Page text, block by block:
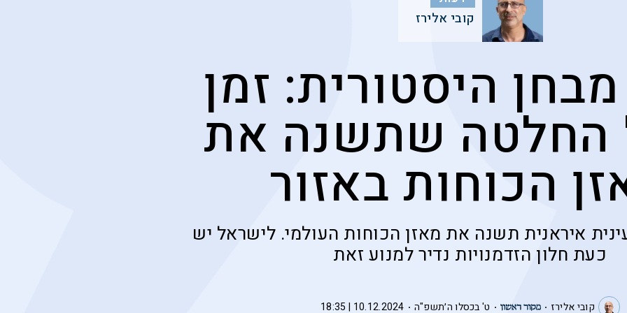
קובי אלירז
היסטורית: זמן
החלטה שתשנה את
הכוחות באזור
איראנית תשנה את מאזן הכוחות העולמי. לישראל יש
כעת חלון הזדמנויות נדיר למנוע זאת
קובי אלירז ט' בכסלו ה׳תשפ"ה 10.12.2024 | 18:35